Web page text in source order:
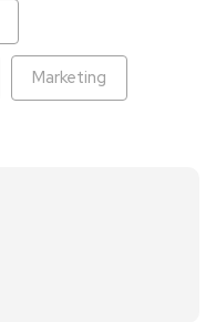
Marketing